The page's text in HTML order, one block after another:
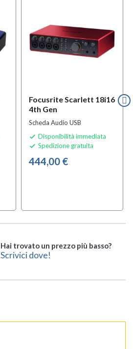
Focusrite Scarlett 18i16
4th Gen
Scheda Audio USB
 Disponibilità immediata
 Spedizione gratuita
444,00 €
Hai trovato un prezzo più basso?
Scrivici dove!